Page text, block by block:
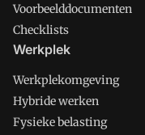
Voorbeelddocumenten
Checklists
Werkplek
Werkplekomgeving
Hybride werken
Fysieke belasting